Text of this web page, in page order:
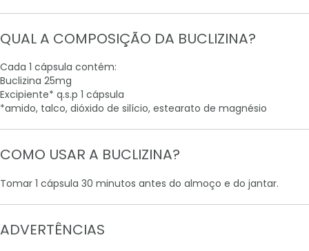
QUAL A COMPOSIÇÃO DA BUCLIZINA?
Cada 1 cápsula contém:
Buclizina 25mg
Excipiente* q.s.p 1 cápsula
*amido, talco, dióxido de silício, estearato de magnésio
COMO USAR A BUCLIZINA?
Tomar 1 cápsula 30 minutos antes do almoço e do jantar.
ADVERTÊNCIAS